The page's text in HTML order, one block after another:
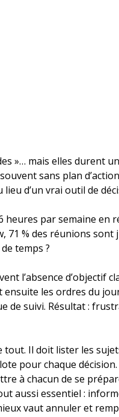
»… mais elles durent
sans plan
d’un vrai outil de
heures par semaine en
71 % des réunions
temps ?
l’absence d’objectif
les ordres du
de suivi. Résultat :
tout. Il doit lister les
pour chaque
à chacun de se
aussi essentiel :
vaut annuler et